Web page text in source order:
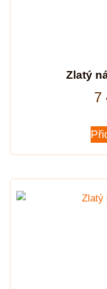
Zlatý
7